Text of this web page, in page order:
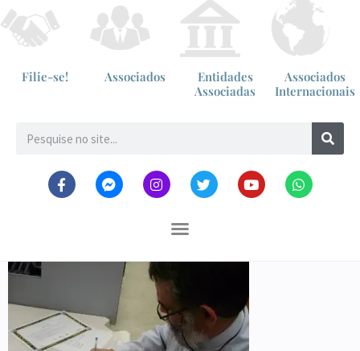
Filie-se! Associados
Entidades
Associadas
Associados
Internacionais